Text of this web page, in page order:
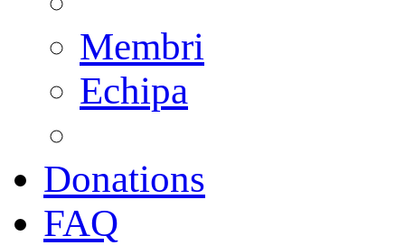
Membri
Echipa
Donations
FAQ